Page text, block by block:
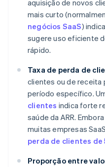
aquisição de novos
mais curto
negócios SaaS)
sugere uso eficiente
rápido.
Taxa de perda de
clientes ou de receita
período específico.
clientes indica forte
saúde da ARR.
muitas empresas
perda de clientes de
Proporção entre